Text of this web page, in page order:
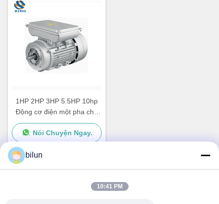
1HP 2HP 3HP 5.5HP 10hp
Động cơ điện một pha cho
máy điều hòa không khí
Nói Chuyện Ngay.
bilun
10:41 PM